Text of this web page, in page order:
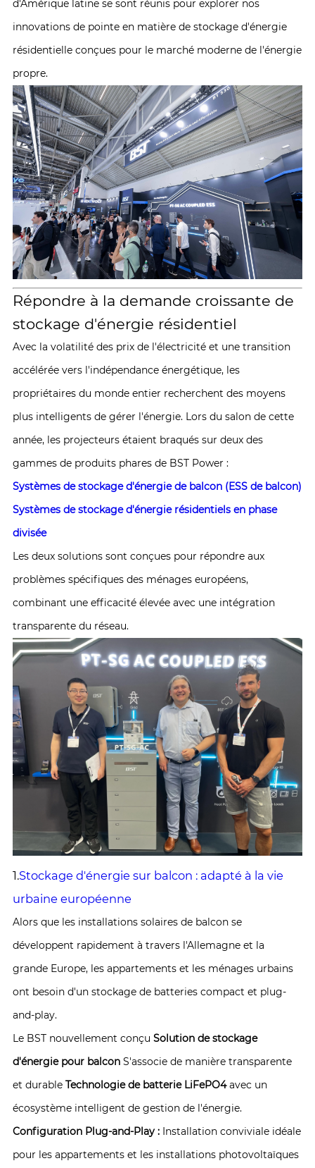
d'Amérique latine se sont réunis pour explorer nos
innovations de pointe en matière de stockage d'énergie
résidentielle conçues pour le marché moderne de l'énergie
propre.
Répondre à la demande croissante de
stockage d'énergie résidentiel
Avec la volatilité des prix de l'électricité et une transition
accélérée vers l'indépendance énergétique, les
propriétaires du monde entier recherchent des moyens
plus intelligents de gérer l'énergie. Lors du salon de cette
année, les projecteurs étaient braqués sur deux des
gammes de produits phares de BST Power :
Systèmes de stockage d'énergie de balcon (ESS de balcon)
Systèmes de stockage d'énergie résidentiels en phase
divisée
Les deux solutions sont conçues pour répondre aux
problèmes spécifiques des ménages européens,
combinant une efficacité élevée avec une intégration
transparente du réseau.
1.Stockage d'énergie sur balcon : adapté à la vie
urbaine européenne
Alors que les installations solaires de balcon se
développent rapidement à travers l'Allemagne et la
grande Europe, les appartements et les ménages urbains
ont besoin d'un stockage de batteries compact et plug-
and-play.
Le BST nouvellement conçuSolution de stockage
d'énergie pour balcon S'associe de manière transparente
et durableTechnologie de batterie LiFePO4avec un
écosystème intelligent de gestion de l'énergie.
Configuration Plug-and-Play : Installation conviviale idéale
pour les appartements et les installations photovoltaïques